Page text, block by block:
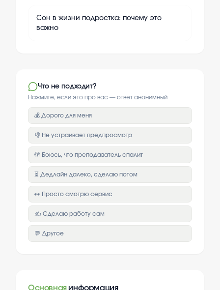
Сон в жизни подростка: почему это
важно
Что не подходит?
Нажмите, если это про вас — ответ анонимный
💰 Дорого для меня
👎 Не устраивает предпросмотр
🫣 Боюсь, что преподаватель спалит
⏳ Дедлайн далеко, сделаю потом
👀 Просто смотрю сервис
✍️ Сделаю работу сам
💬 Другое
Основная информация